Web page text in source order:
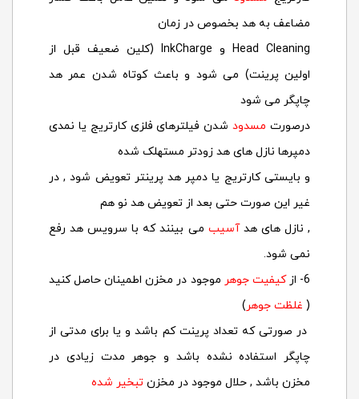
مضاعف به هد بخصوص در زمان
Head Cleaning و InkCharge (کلین ضعیف قبل از
اولین پرینت) می شود و باعث کوتاه شدن عمر هد
چاپگر می شود
درصورت مسدود شدن فیلترهای فلزی کارتریج یا نمدی
دمپرها نازل های هد زودتر مستهلک شده
و بایستی کارتریج یا دمپر هد پرینتر تعویض شود , در
غیر این صورت حتی بعد از تعویض هد نو هم
, نازل های هدآسیب می بینند که با سرویس هد رفع
نمی شود.
6- از
کیفیت جوهر موجود در مخزن اطمینان حاصل کنید
( غلظت جوهر )
در صورتی که تعداد پرینت کم باشد و یا برای مدتی از
چاپگر استفاده نشده باشد و جوهر مدت زیادی در
مخزن باشد , حلال موجود در مخزن تبخیر شده